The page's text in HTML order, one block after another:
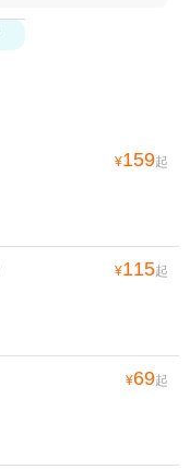
金华湖
义乌梅
浙江东
新园·
浙江兰
人小镇
乐园
城+浙江
龙溪生
区--已
洋公园
金华梦
飞行营
湾+中
乌国
园营地
¥159起
¥115起
¥69起